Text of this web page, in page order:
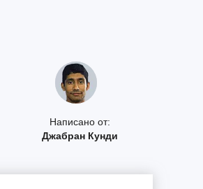
Написано от:
Джабран Кунди